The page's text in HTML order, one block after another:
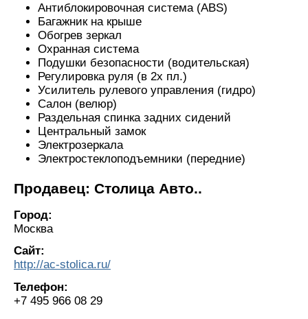
Антиблокировочная система (ABS)
Багажник на крыше
Обогрев зеркал
Охранная система
Подушки безопасности (водительская)
Регулировка руля (в 2х пл.)
Усилитель рулевого управления (гидро)
Салон (велюр)
Раздельная спинка задних сидений
Центральный замок
Электрозеркала
Электростеклоподъемники (передние)
Продавец: Столица Авто..
Город:
Москва
Сайт:
http://ac-stolica.ru/
Телефон:
+7 495 966 08 29